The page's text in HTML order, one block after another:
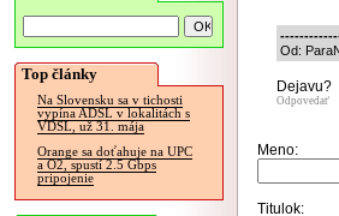
Top články
Na Slovensku sa v tichosti
vypína ADSL v lokalitách s
VDSL, už 31. mája
Orange sa doťahuje na UPC
a O2, spustí 2.5 Gbps
pripojenie
Od:
Dejavu?
Odpovedať
Meno:
Titulok: